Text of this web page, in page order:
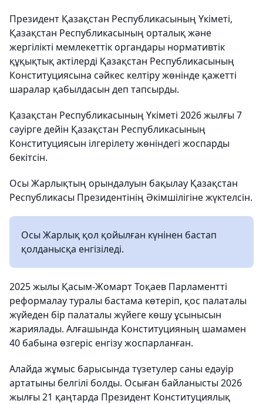
Президент Қазақстан Республикасының Үкіметі,
Қазақстан Республикасының орталық және
жергілікті мемлекеттік органдары нормативтік
құқықтық актілерді Қазақстан Республикасының
Конституциясына сәйкес келтіру жөнінде қажетті
шаралар қабылдасын деп тапсырды.
Қазақстан Республикасының Үкіметі 2026 жылғы 7
сәуірге дейін Қазақстан Республикасының
Конституциясын ілгерілету жөніндегі жоспарды
бекітсін.
Осы Жарлықтың орындалуын бақылау Қазақстан
Республикасы Президентінің Әкімшілігіне жүктелсін.
Осы Жарлық қол қойылған күнінен бастап
қолданысқа енгізіледі.
2025 жылы Қасым-Жомарт Тоқаев Парламентті
реформалау туралы бастама көтеріп, қос палаталы
жүйеден бір палаталы жүйеге көшу ұсынысын
жариялады. Алғашында Конституцияның шамамен
40 бабына өзгеріс енгізу жоспарланған.
Алайда жұмыс барысында түзетулер саны едәуір
артатыны белгілі болды. Осыған байланысты 2026
жылғы 21 қаңтарда Президент Конституциялық